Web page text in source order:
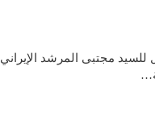
للسيد مجتبى المرشد الإيراني